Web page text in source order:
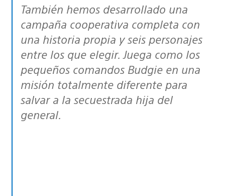
También hemos desarrollado una
campaña cooperativa completa con
una historia propia y seis personajes
entre los que elegir. Juega como los
pequeños comandos Budgie en una
misión totalmente diferente para
salvar a la secuestrada hija del
general.